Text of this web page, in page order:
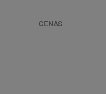
CENAS